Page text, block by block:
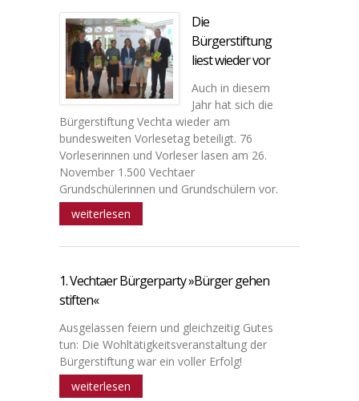
Die
Bürgerstiftung
liest wieder vor
Auch in diesem
Jahr hat sich die
Bürgerstiftung Vechta wieder am
bundesweiten Vorlesetag beteiligt. 76
Vorleserinnen und Vorleser lasen am 26.
November 1.500 Vechtaer
Grundschülerinnen und Grundschülern vor.
weiterlesen
1. Vechtaer Bürgerparty »Bürger gehen
stiften«
Ausgelassen feiern und gleichzeitig Gutes
tun: Die Wohltätigkeitsveranstaltung der
Bürgerstiftung war ein voller Erfolg!
weiterlesen